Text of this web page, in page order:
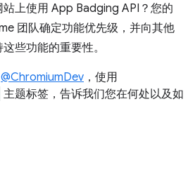
上使用 App Badging API？您的
团队确定功能优先级，并向其他
些功能的重要性。
@ChromiumDev ，使用
主题标签，告诉我们您在何处以及如